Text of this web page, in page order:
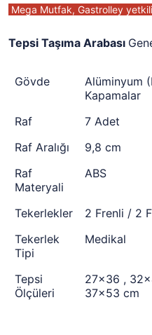
Mega Mutfak, Gastrolley
Tepsi Taşıma Arabası
Gövde
Alüminyum
Kapamalar
Raf
7 Adet
Raf Aralığı
9,8 cm
Raf
Materyali
ABS
Tekerlekler
2 Frenli / 2
Tekerlek
Tipi
Medikal
Tepsi
Ölçüleri
27x36 ,
37x53 cm